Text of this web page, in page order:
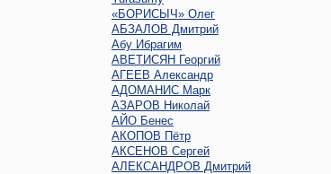
«БОРИСЫЧ» Олег
АБЗАЛОВ Дмитрий
Абу Ибрагим
АВЕТИСЯН Георгий
АГЕЕВ Александр
АДОМАНИС Марк
АЗАРОВ Николай
АЙО Бенес
АКОПОВ Пётр
АКСЕНОВ Сергей
АЛЕКСАНДРОВ Дмитрий